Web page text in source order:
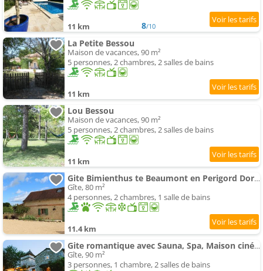
11 km 8/10
La Petite Bessou
Maison de vacances, 90 m²
5 personnes, 2 chambres, 2 salles de bains
11 km
Lou Bessou
Maison de vacances, 90 m²
5 personnes, 2 chambres, 2 salles de bains
11 km
Gite Bimienthus te Beaumont en Perigord Dordogne
Gîte, 80 m²
4 personnes, 2 chambres, 1 salle de bains
11.4 km
Gite romantique avec Sauna, Spa, Maison cinéma -La Closerie du Biard-
Gîte, 90 m²
3 personnes, 1 chambre, 2 salles de bains